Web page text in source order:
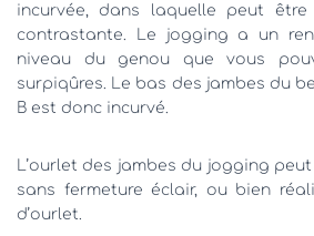
incurvée, dans laquelle peut
contrastante. Le jogging a un
niveau du genou que vous
surpiqûres. Le bas des jambes du
B est donc incurvé.
L’ourlet des jambes du jogging
sans fermeture éclair, ou bien
d’ourlet.